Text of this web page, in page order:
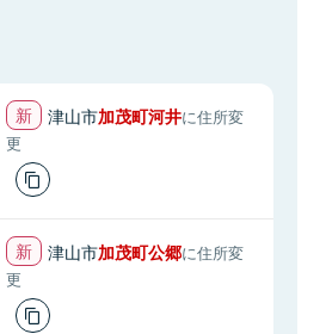
津山市加茂町河井に住所変
更
津山市加茂町公郷に住所変
更